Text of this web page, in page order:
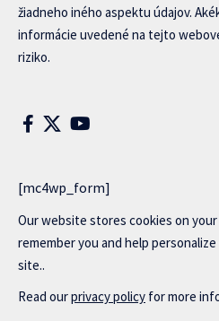
žiadneho iného aspektu údajov.
informácie uvedené na tejto
riziko.
[mc4wp_form]
Our website stores cookies on
remember you and help
site..
Read ourprivacy policy for more